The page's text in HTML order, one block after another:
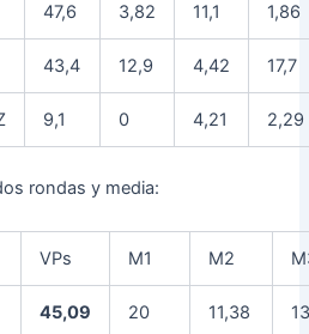
47,6 3,82 11,1 1,86
43,4 12,9 4,42 17,7
9,1 0 4,21 2,29
rondas y media:
VPs M1 M2
45,09 20 11,38